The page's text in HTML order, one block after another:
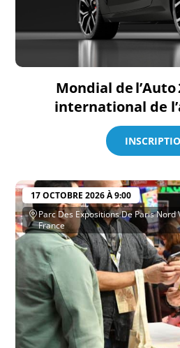
Mondial de l’Auto
international de
17 OCTOBRE 2026 À 9:00
Parc Des Expositions De Paris
France